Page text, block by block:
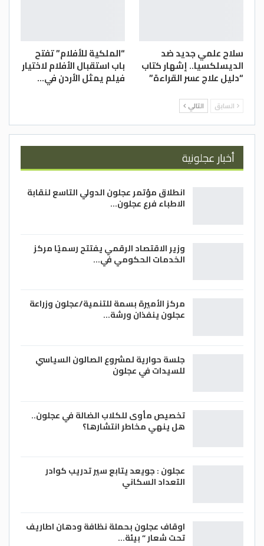
سلاح علمي جديد ضد
الديسلكسيا.. إشهار كتاب
“دليل علاج عسر القراءة”
“الملكية للأفلام” تفتح
باب استقبال الأفلام لاختيار
فيلم يمثل الأردن في…
السابق التالي
أخبار عجلونية
انطلاق مؤتمر عجلون الدولي التاسع لنقابة
الاطباء فرع عجلون…
وزير الاقتصاد الرقمي يفتتح رسميًا مركز
الخدمات الحكومي في…
مركز الأميرة بسمة للتنمية/عجلون وزراعة
عجلون ينفذان ورشة…
جلسة حوارية لمشروع الصالون السياسي
للسيدات في عجلون
تخصيص مأوى للكلاب الضالة في عجلون..
هل ينهي مخاطر انتشارها؟
عجلون : جويعد يتابع سير تدريب كوادر
التعداد السكاني
اوقاف عجلون بحملة نظافة ودهان اطاريف
تحت شعار ” بيئة…